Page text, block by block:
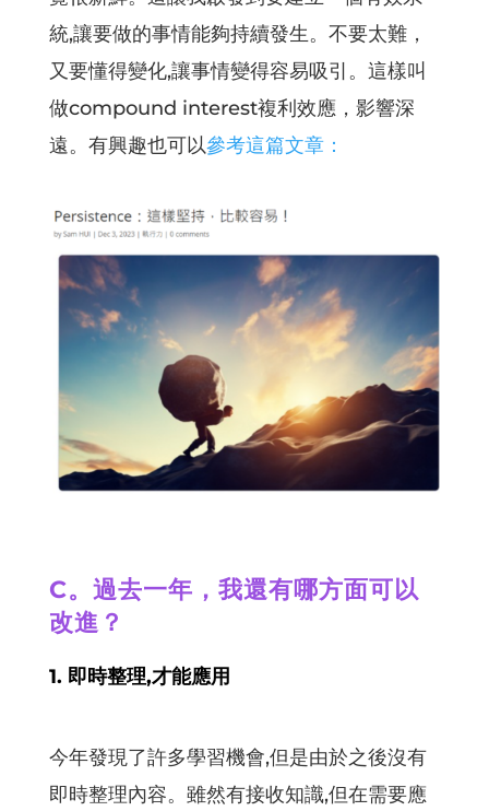
統,讓要做的事情能夠持續發生。不要太難，
又要懂得變化,讓事情變得容易吸引。這樣叫
做compound interest複利效應，影響深
遠。有興趣也可以參考這篇文章：
C。過去一年，我還有哪方面可以
改進？
1. 即時整理,才能應用
今年發現了許多學習機會,但是由於之後沒有
即時整理內容。雖然有接收知識,但在需要應